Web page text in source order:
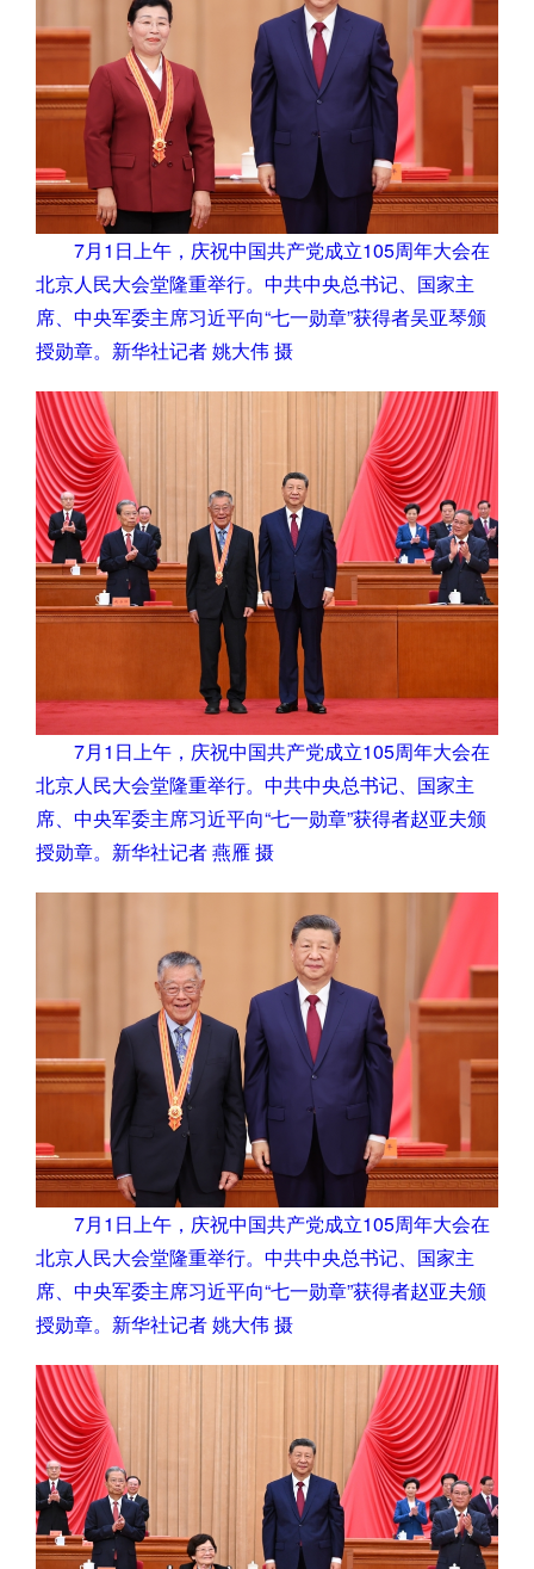
7月1日上午，庆祝中国共产党成立105周年大会在
北京人民大会堂隆重举行。中共中央总书记、国家主
席、中央军委主席习近平向“七一勋章”获得者吴亚琴颁
授勋章。新华社记者 姚大伟 摄
7月1日上午，庆祝中国共产党成立105周年大会在
北京人民大会堂隆重举行。中共中央总书记、国家主
席、中央军委主席习近平向“七一勋章”获得者赵亚夫颁
授勋章。新华社记者 燕雁 摄
7月1日上午，庆祝中国共产党成立105周年大会在
北京人民大会堂隆重举行。中共中央总书记、国家主
席、中央军委主席习近平向“七一勋章”获得者赵亚夫颁
授勋章。新华社记者 姚大伟 摄